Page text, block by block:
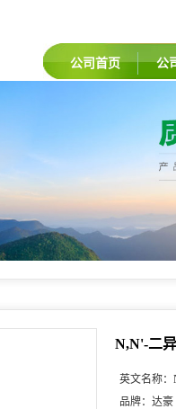
公司首页 公
N,N'-二
英文名称：
品牌： 达豪